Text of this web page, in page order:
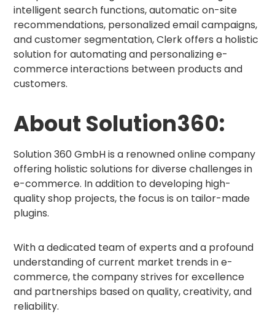
intelligent search functions, automatic on-site
recommendations, personalized email campaigns,
and customer segmentation, Clerk offers a holistic
solution for automating and personalizing e-
commerce interactions between products and
customers.
About Solution360:
Solution 360 GmbH is a renowned online company
offering holistic solutions for diverse challenges in
e-commerce. In addition to developing high-
quality shop projects, the focus is on tailor-made
plugins.
With a dedicated team of experts and a profound
understanding of current market trends in e-
commerce, the company strives for excellence
and partnerships based on quality, creativity, and
reliability.